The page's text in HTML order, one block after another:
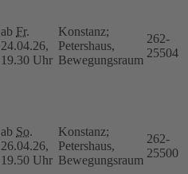
ab Fr.
24.04.26,
19.30 Uhr
Konstanz;
Petershaus,
Bewegungsraum
262-
25504
ab So.
26.04.26,
19.50 Uhr
Konstanz;
Petershaus,
Bewegungsraum
262-
25500